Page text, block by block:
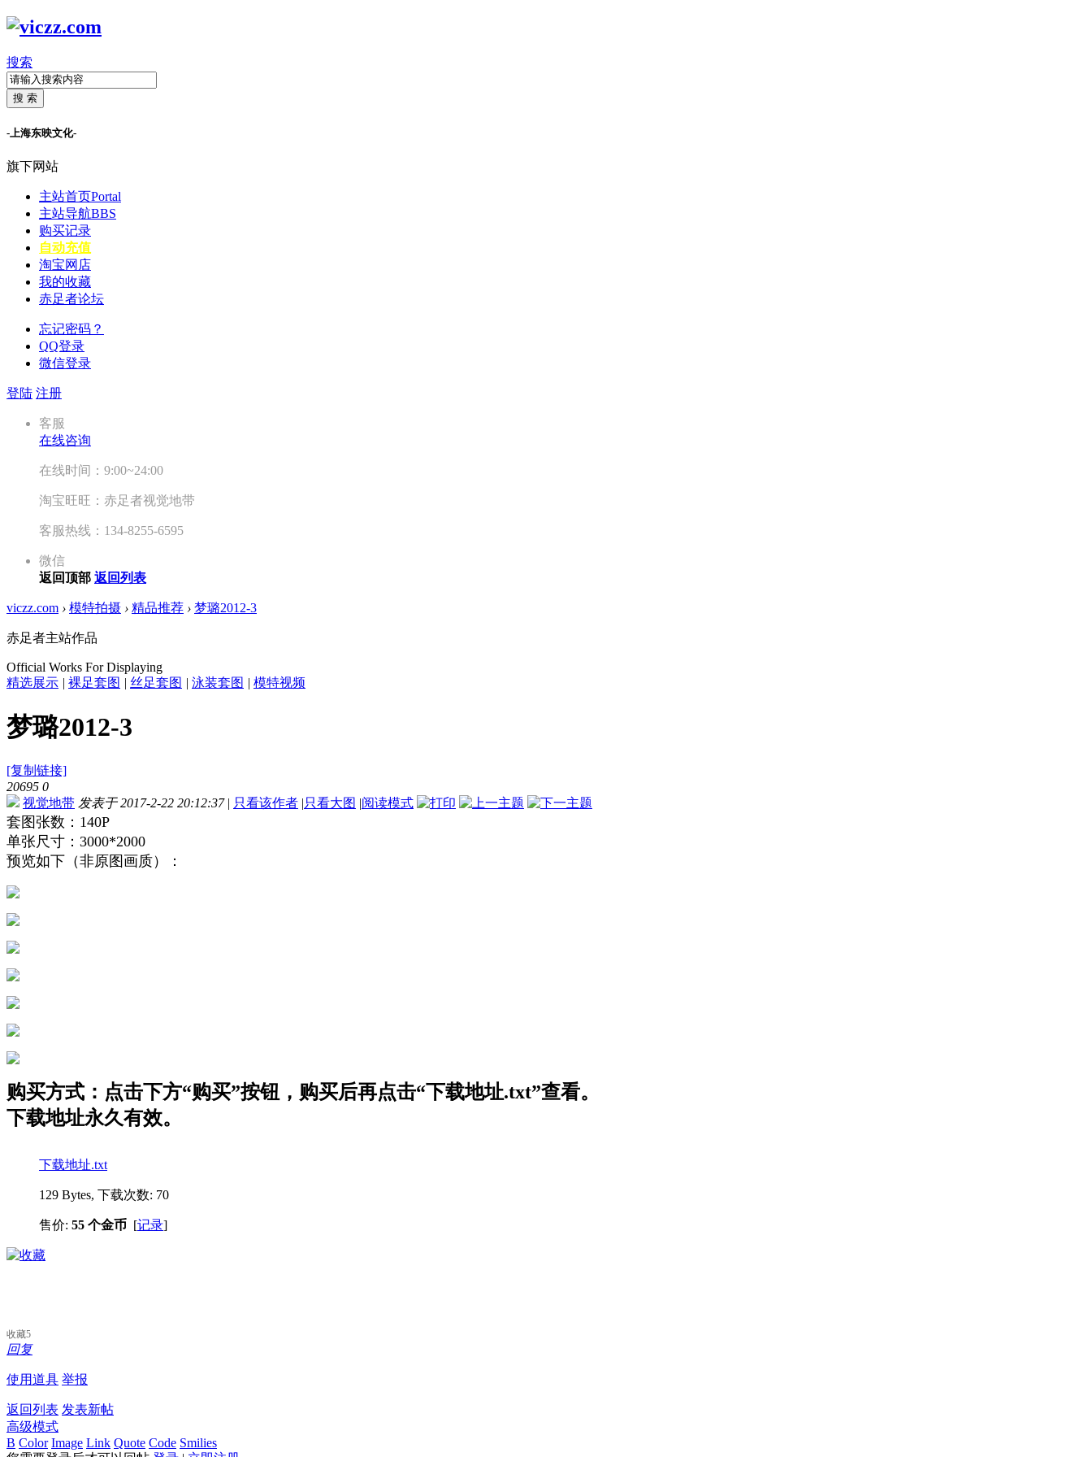
搜索
搜 索
-上海东映文化-
旗下网站
主站首页Portal
主站导航BBS
购买记录
自动充值
淘宝网店
我的收藏
赤足者论坛
忘记密码？
QQ登录
微信登录
登陆 注册
客服
在线咨询
在线时间：9:00~24:00
淘宝旺旺：赤足者视觉地带
客服热线：134-8255-6595
微信
返回顶部 返回列表
viczz.com › 模特拍摄 › 精品推荐 › 梦璐2012-3
赤足者主站作品
Official Works For Displaying
精选展示 | 裸足套图 | 丝足套图 | 泳装套图 | 模特视频
梦璐2012-3
[复制链接]
20695 0
视觉地带 发表于 2017-2-22 20:12:37 | 只看该作者 |只看大图 |阅读模式
套图张数：140P
单张尺寸：3000*2000
预览如下（非原图画质）：
购买方式：点击下方“购买”按钮，购买后再点击“下载地址.txt”查看。
下载地址永久有效。
下载地址.txt
129 Bytes, 下载次数: 70
售价: 55 个金币 [记录]
收藏5
回复
使用道具 举报
返回列表 发表新帖
高级模式
B Color Image Link Quote Code Smilies